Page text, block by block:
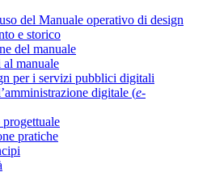
del Manuale operativo di design
e storico
del manuale
manuale
per i servizi pubblici digitali
digitale (e-
pratiche